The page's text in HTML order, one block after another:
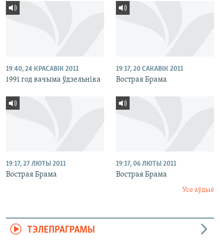
19:40, 24 КРАСАВІК 2011
1991 год вачыма ўдзельніка
19:17, 20 САКАВІК 2011
Вострая Брама
19:17, 27 ЛЮТЫ 2011
Вострая Брама
19:17, 06 ЛЮТЫ 2011
Вострая Брама
Усе аўдыё
ТЭЛЕПРАГРАМЫ